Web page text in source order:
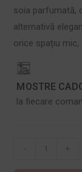
soia parfumată,
alternativă
orice spațiu mic,
MOSTRE
la fiecare
- +